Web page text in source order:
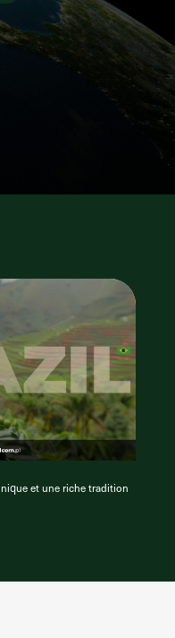
et une riche tradition